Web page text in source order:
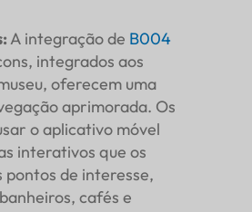
:A integração de B004
integrados aos
oferecem uma
aprimorada. Os
o aplicativo móvel
interativos que os
pontos de interesse,
cafés e